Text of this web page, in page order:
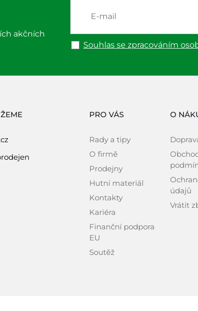
akčních
Souhlas se zpracováním
PRO VÁS
Rady a tipy
O firmě
Prodejny
Hutní materiál
Kontakty
Kariéra
Finanční podpora
EU
Soutěž
O
údajů
Vrátit